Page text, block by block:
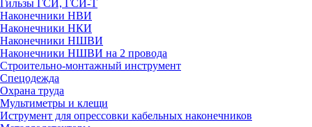
Гильзы ГСИ, ГСИ-Т
Наконечники НВИ
Наконечники НКИ
Наконечники НШВИ
Наконечники НШВИ на 2 провода
Строительно-монтажный инструмент
Спецодежда
Охрана труда
Мультиметры и клещи
Иструмент для опрессовки кабельных наконечников